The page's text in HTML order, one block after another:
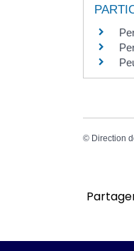
© Direction